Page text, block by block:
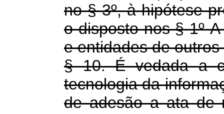
no § 3º, à hipótese
o disposto nos § 1º-
e entidades de
§ 10. É vedada a
tecnologia da
de adesão a ata de